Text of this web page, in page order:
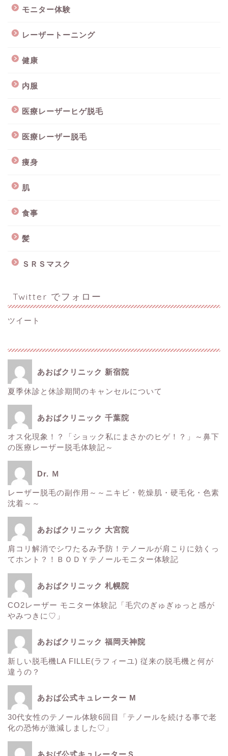
モニター体験
レーザートーニング
健康
内服
医療レーザーヒゲ脱毛
医療レーザー脱毛
痩身
肌
食事
髪
ＳＲＳマスク
Twitter でフォロー
ツイート
あおばクリニック 新宿院
夏季休診と休診期間のキャンセルについて
あおばクリニック 千葉院
オス化現象！？「ショック私にまさかのヒゲ！？」～鼻下
の医療レーザー脱毛体験記～
Dr. Ｍ
レーザー脱毛の副作用～～ニキビ・乾燥肌・硬毛化・色素
沈着～～
あおばクリニック 大宮院
肩コリ解消でシワたるみ予防！テノールが肩こりに効くっ
てホント？！ＢＯＤＹテノールモニター体験記
あおばクリニック 札幌院
CO2レーザー モニター体験記「毛穴のぎゅぎゅっと感が
やみつきに♡」
あおばクリニック 福岡天神院
新しい脱毛機LA FILLE(ラフィーユ) 従来の脱毛機と何が
違うの？
あおば公式キュレーター M
30代女性のテノール体験6回目「テノールを続ける事で老
化の恐怖が激減しました♡」
あおば公式キュレーターＳ
■美容情報■
健康
肌
ウルトラアクセント
サーマクール
レーザートーニング